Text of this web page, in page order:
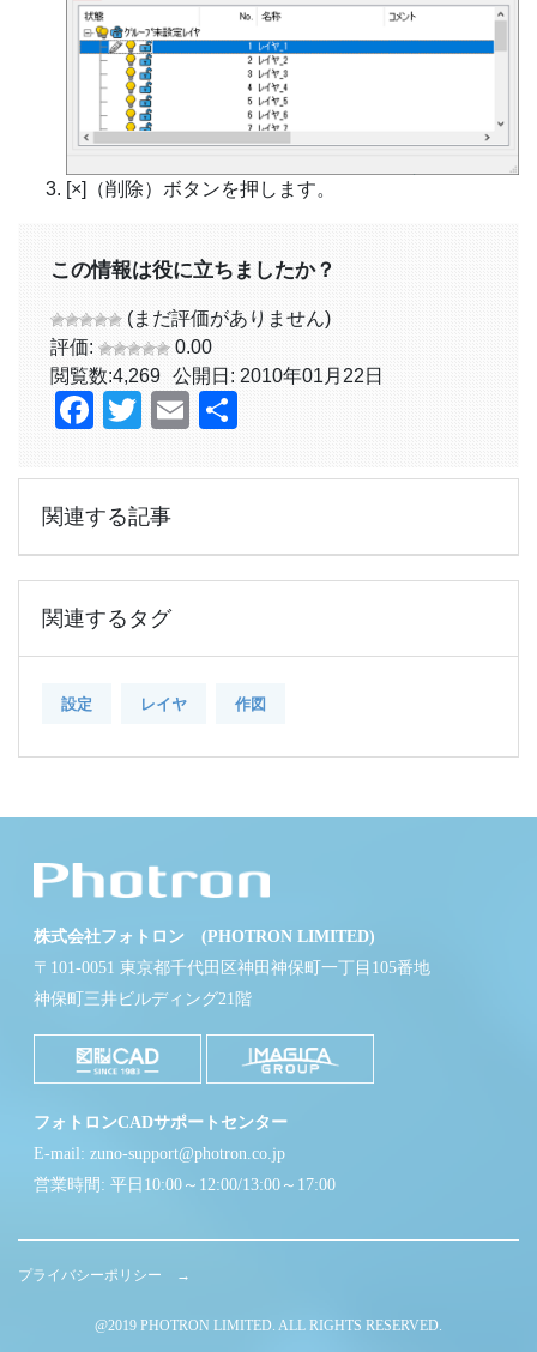
[×]（削除）ボタンを押します。
この情報は役に立ちましたか？
(まだ評価がありません)
評価:
0.00
閲覧数:4,269 公開日: 2010年01月22日
Facebook
TwitterEmail
関連する記事
関連するタグ
設定 レイヤ 作図
株式会社フォトロン (PHOTRON LIMITED)
〒101-0051 東京都千代田区神田神保町一丁目105番地
神保町三井ビルディング21階
フォトロンCADサポートセンター
E-mail: zuno-support@photron.co.jp
営業時間: 平日10:00～12:00/13:00～17:00
プライバシーポリシー →
@2019 PHOTRON LIMITED. ALL RIGHTS RESERVED.